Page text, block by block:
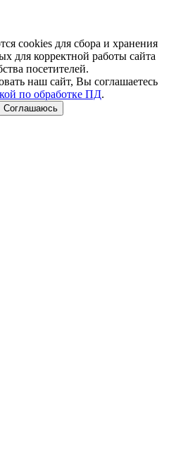
cookies для сбора и хранения
для корректной работы сайта
посетителей.
наш сайт, Вы соглашаетесь
по обработке ПД.
Соглашаюсь